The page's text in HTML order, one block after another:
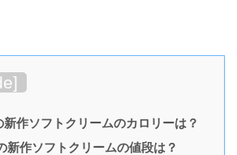
]
新作ソフトクリームのカロリーは？
新作ソフトクリームの値段は？